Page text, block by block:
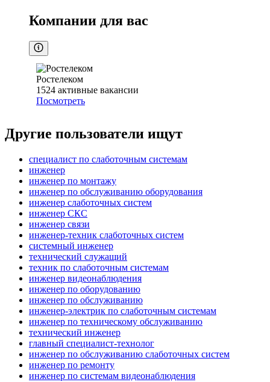
Компании для вас
Ростелеком
1524 активные вакансии
Посмотреть
Другие пользователи ищут
специалист по слаботочным системам
инженер
инженер по монтажу
инженер по обслуживанию оборудования
инженер слаботочных систем
инженер СКС
инженер связи
инженер-техник слаботочных систем
системный инженер
технический служащий
техник по слаботочным системам
инженер видеонаблюдения
инженер по оборудованию
инженер по обслуживанию
инженер-электрик по слаботочным системам
инженер по техническому обслуживанию
технический инженер
главный специалист-технолог
инженер по обслуживанию слаботочных систем
инженер по ремонту
инженер по системам видеонаблюдения